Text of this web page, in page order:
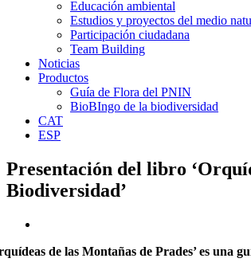
Educación ambiental
Estudios y proyectos del medio
Participación ciudadana
Team Building
Noticias
Productos
Guía de Flora del PNIN
BioBIngo de la biodiversidad
CAT
ESP
Presentación del libro
Biodiversidad’
de las Montañas de Prades’ es una